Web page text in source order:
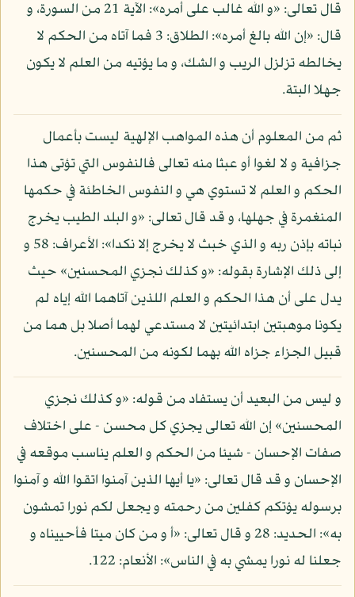
قال تعالى: «و الله غالب على أمره»: الآية 21 من السورة، و
قال: «إن الله بالغ أمره»: الطلاق: 3 فما آتاه من الحكم لا
يخالطه تزلزل الريب و الشك، و ما يؤتيه من العلم لا يكون
جهلا البتة.
ثم من المعلوم أن هذه المواهب الإلهية ليست بأعمال
جزافية و لا لغوا أو عبثا منه تعالى فالنفوس التي تؤتى هذا
الحكم و العلم لا تستوي هي و النفوس الخاطئة في حكمها
المنغمرة في جهلها، و قد قال تعالى: «و البلد الطيب يخرج
نباته بإذن ربه و الذي خبث لا يخرج إلا نكدا»: الأعراف: 58 و
إلى ذلك الإشارة بقوله: «و كذلك نجزي المحسنين» حيث
يدل على أن هذا الحكم و العلم اللذين آتاهما الله إياه لم
يكونا موهبتين ابتدائيتين لا مستدعي لهما أصلا بل هما من
قبيل الجزاء جزاه الله بهما لكونه من المحسنين.
و ليس من البعيد أن يستفاد من قوله: «و كذلك نجزي
المحسنين» إن الله تعالى يجزي كل محسن - على اختلاف
صفات الإحسان - شيئا من الحكم و العلم يناسب موقعه في
الإحسان و قد قال تعالى: «يا أيها الذين آمنوا اتقوا الله و آمنوا
برسوله يؤتكم كفلين من رحمته و يجعل لكم نورا تمشون
به»: الحديد: 28 و قال تعالى: «أ و من كان ميتا فأحييناه و
جعلنا له نورا يمشي به في الناس»: الأنعام: 122.